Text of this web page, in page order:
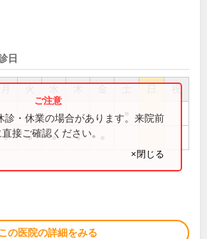
日
祝
● ● ● ●
診・休業の場合があります。来院前
接ご確認ください。
×閉じる
の医院の詳細をみる